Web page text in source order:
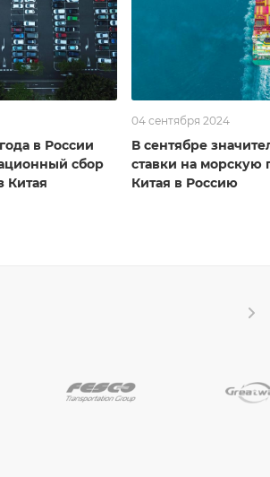
в России
сбор
Китая
04 сентября 2024
В сентябре
ставки на морскую
Китая в Россию